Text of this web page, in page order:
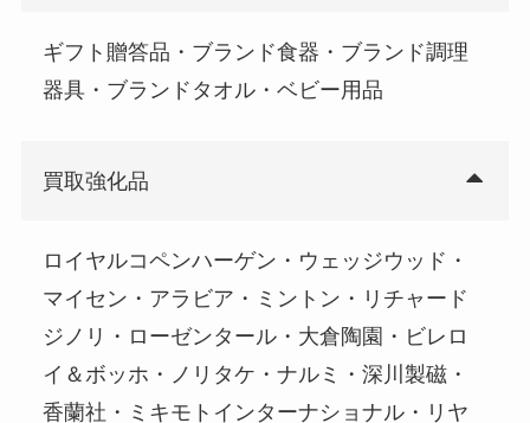
ギフト贈答品・ブランド食器・ブランド調理
器具・ブランドタオル・ベビー用品
買取強化品
ロイヤルコペンハーゲン・ウェッジウッド・
マイセン・アラビア・ミントン・リチャード
ジノリ・ローゼンタール・大倉陶園・ビレロ
イ＆ボッホ・ノリタケ・ナルミ・深川製磁・
香蘭社・ミキモトインターナショナル・リヤ